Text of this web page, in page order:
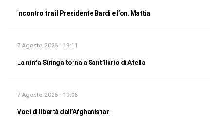
Incontro tra il Presidente Bardi e l’on. Mattia
7 Agosto 2026 - 13:11
La ninfa Siringa torna a Sant’Ilario di Atella
7 Agosto 2026 - 13:06
Voci di libertà dall’Afghanistan